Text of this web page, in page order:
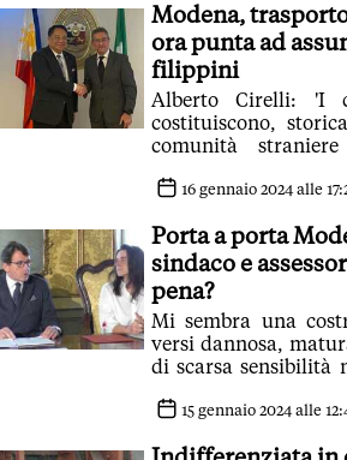
Modena,
ora punta ad
filippini
Alberto Cirelli: 'I
costituiscono,
comunità
16 gennaio 2024 alle
Porta a porta
sindaco e
pena?
Mi sembra una
versi dannosa,
di scarsa sensibilità
15 gennaio 2024 alle